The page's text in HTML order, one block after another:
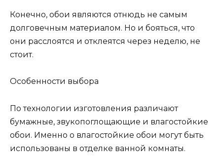
Конечно, обои являются отнюдь не самым
долговечным материалом. Но и бояться, что
они расслоятся и отклеятся через неделю, не
стоит.
Особенности выбора
По технологии изготовления различают
бумажные, звукопоглощающие и влагостойкие
обои. Именно о влагостойкие обои могут быть
использованы в отделке ванной комнаты.